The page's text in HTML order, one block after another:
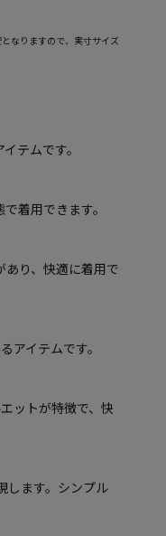
なりますので、実寸サイズ
テムです。
着用できます。
あり、快適に着用で
アイテムです。
ットが特徴で、快
します。シンプル